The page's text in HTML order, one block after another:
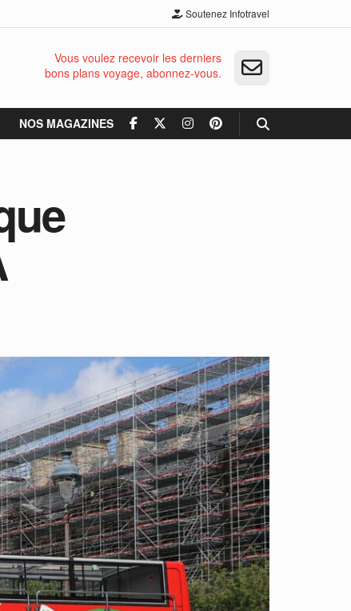
Soutenez Infotravel
Vous voulez recevoir les derniers
bons plans voyage, abonnez-vous.
NOS MAGAZINES